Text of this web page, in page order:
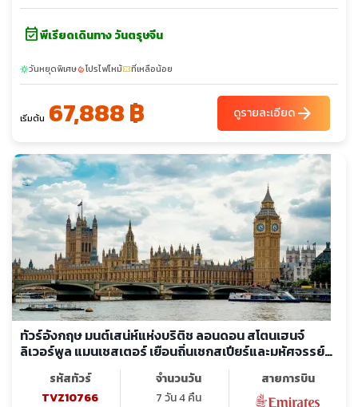
event_availableพีเรียดเดินทาง วันตรุษจีน
sunnyวันหยุดพิเศษlocal_fire_departmentโปรไฟไหม้confirmation_numberที่เหลือน้อย
เริ่มต้น 67,888 ฿ ดูรายละเอียดarrow_forward
ทัวร์อังกฤษ มนต์เสน่ห์แห่งบริติช ลอนดอน สโตนเฮนจ์
ลิเวอร์พูล แมนเชสเตอร์ เยือนถิ่นเชกสเปียร์และมหัศจรรย์
สถาปัตยกรรมระดับโลก
รหัสทัวร์
TVZ10766
จำนวนวัน
7 วัน 4 คืน
สายการบิน